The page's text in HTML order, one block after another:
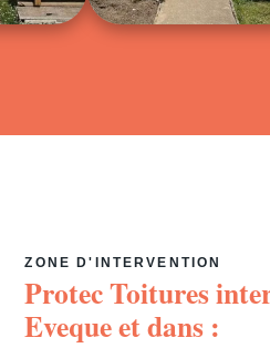
ZONE D'INTERVENTION
Protec Toitures
Evequeet dans :